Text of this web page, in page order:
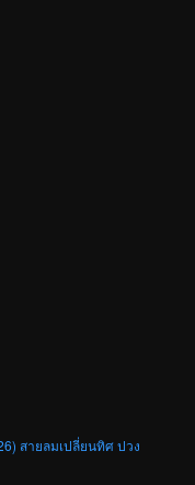
สายลมเปลี่ยนทิศ ปวง